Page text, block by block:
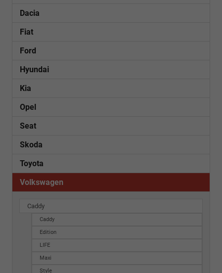
Dacia
Fiat
Ford
Hyundai
Kia
Opel
Seat
Skoda
Toyota
Volkswagen
Caddy
Caddy
Edition
LIFE
Maxi
Style